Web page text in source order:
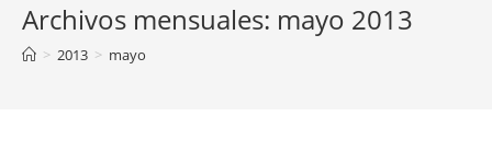
Archivos mensuales: mayo 2013
> 2013 > mayo